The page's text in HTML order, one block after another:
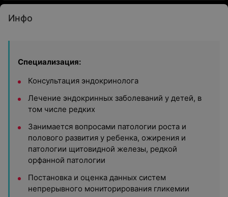
Инфо
Специализация:
Консультация эндокринолога
Лечение эндокринных заболеваний у детей, в
том числе редких
Занимается вопросами патологии роста и
полового развития у ребенка, ожирения и
патологии щитовидной железы, редкой
орфанной патологии
Постановка и оценка данных систем
непрерывного мониторирования гликемии